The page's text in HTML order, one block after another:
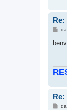
Re:
M
s
s
i
o
da
Re:
Mda